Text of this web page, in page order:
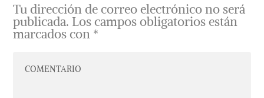
Tu dirección de correo electrónico no será
publicada. Los campos obligatorios están
marcados con *